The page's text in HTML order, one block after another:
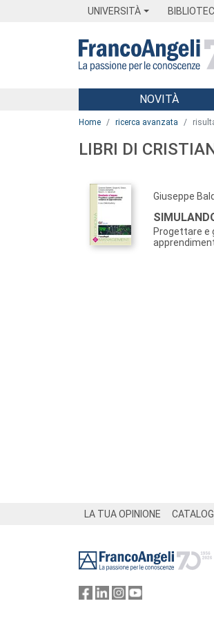
UNIVERSITÀ
Menu
NOVITÀ
Home ricerca avanzata
LIBRI DI
Giuseppe
Progettare e
LA TUA OPINIONE